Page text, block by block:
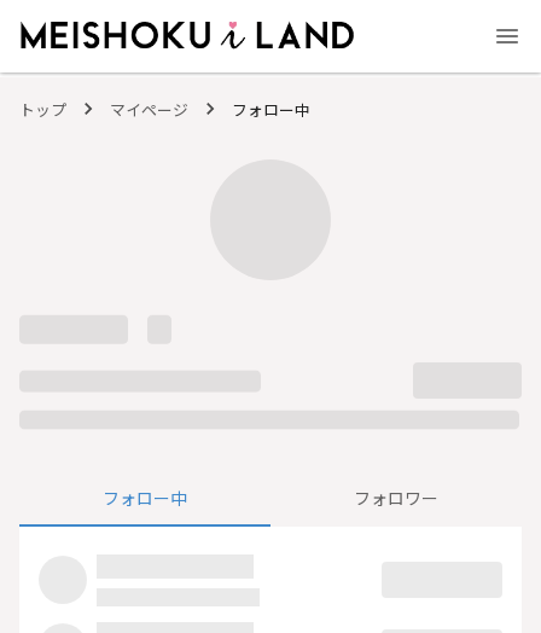
トップ マイページ フォロー中
フォロー中 フォロワー